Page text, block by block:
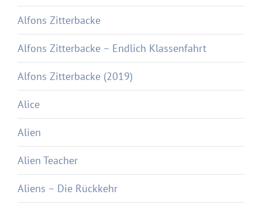
Alfons Zitterbacke
Alfons Zitterbacke – Endlich Klassenfahrt
Alfons Zitterbacke (2019)
Alice
Alien
Alien Teacher
Aliens – Die Rückkehr